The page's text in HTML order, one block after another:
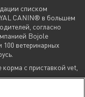
списком
CANIN® в большем
согласно
Bojole
100 ветеринарных
с приставкой vet,